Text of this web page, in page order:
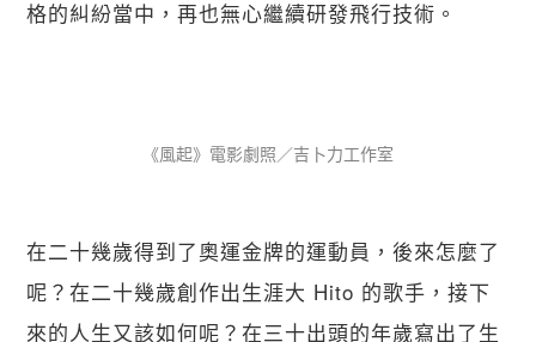
格的糾紛當中，再也無心繼續研發飛行技術。
《風起》電影劇照／吉卜力工作室
在二十幾歲得到了奧運金牌的運動員，後來怎麼了
呢？在二十幾歲創作出生涯大 Hito 的歌手，接下
來的人生又該如何呢？在三十出頭的年歲寫出了生